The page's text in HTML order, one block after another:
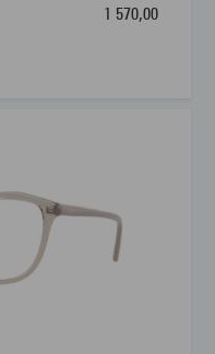
1 570,00